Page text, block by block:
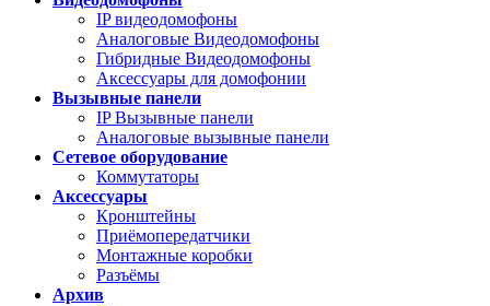
IP видеодомофоны
Аналоговые Видеодомофоны
Гибридные Видеодомофоны
Аксессуары для домофонии
Вызывные панели
IP Вызывные панели
Аналоговые вызывные панели
Сетевое оборудование
Коммутаторы
Аксессуары
Кронштейны
Приёмопередатчики
Монтажные коробки
Разъёмы
Архив